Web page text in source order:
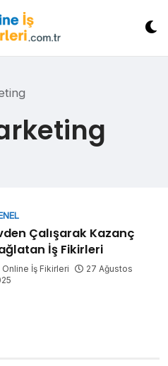
Çalışarak Kazanç
İş Fikirleri
Online İş Fikirleri
27 Ağustos